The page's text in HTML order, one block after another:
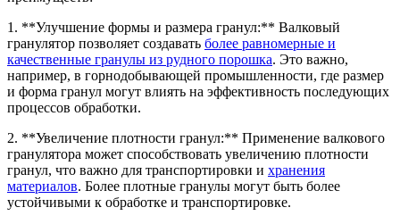
1. **Улучшение формы и размера гранул:** Валковый
гранулятор позволяет создавать более равномерные и
качественные гранулы из рудного порошка. Это важно,
например, в горнодобывающей промышленности, где размер
и форма гранул могут влиять на эффективность последующих
процессов обработки.
2. **Увеличение плотности гранул:** Применение валкового
гранулятора может способствовать увеличению плотности
гранул, что важно для транспортировки и хранения
материалов. Более плотные гранулы могут быть более
устойчивыми к обработке и транспортировке.